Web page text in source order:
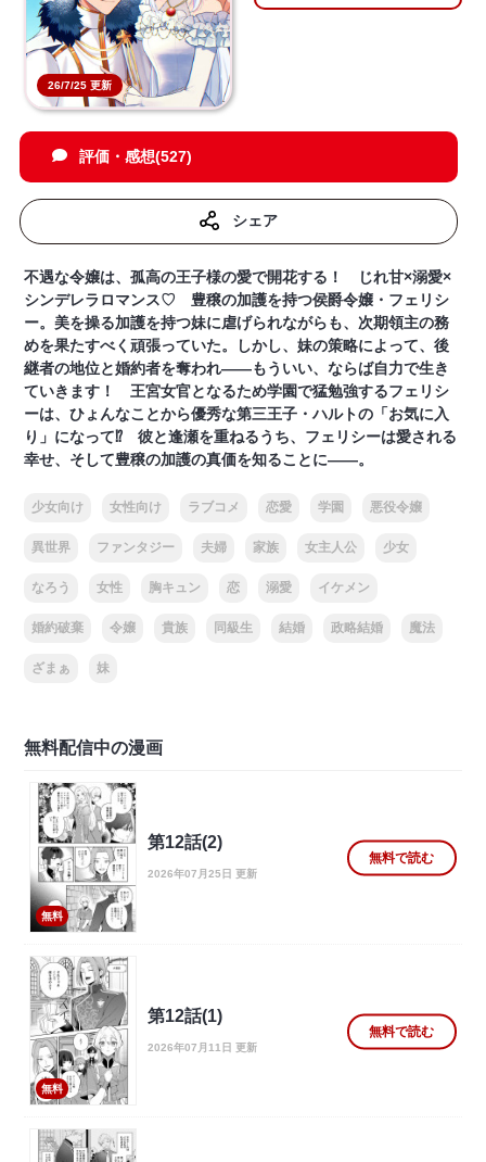
26/7/25 更新
評価・感想(527)
シェア
不遇な令嬢は、孤高の王子様の愛で開花する！ じれ甘×溺愛×
シンデレラロマンス♡ 豊穣の加護を持つ侯爵令嬢・フェリシ
ー。美を操る加護を持つ妹に虐げられながらも、次期領主の務
めを果たすべく頑張っていた。しかし、妹の策略によって、後
継者の地位と婚約者を奪われ――もういい、ならば自力で生き
ていきます！ 王宮女官となるため学園で猛勉強するフェリシ
ーは、ひょんなことから優秀な第三王子・ハルトの「お気に入
り」になって⁉ 彼と逢瀬を重ねるうち、フェリシーは愛される
幸せ、そして豊穣の加護の真価を知ることに――。
少女向け 女性向け ラブコメ 恋愛 学園 悪役令嬢
異世界 ファンタジー 夫婦 家族 女主人公 少女
なろう 女性 胸キュン 恋 溺愛 イケメン
婚約破棄 令嬢 貴族 同級生 結婚 政略結婚 魔法
ざまぁ 妹
無料配信中の漫画
無料
第12話(2)
2026年07月25日 更新
無料で読む
無料
第12話(1)
2026年07月11日 更新
無料で読む